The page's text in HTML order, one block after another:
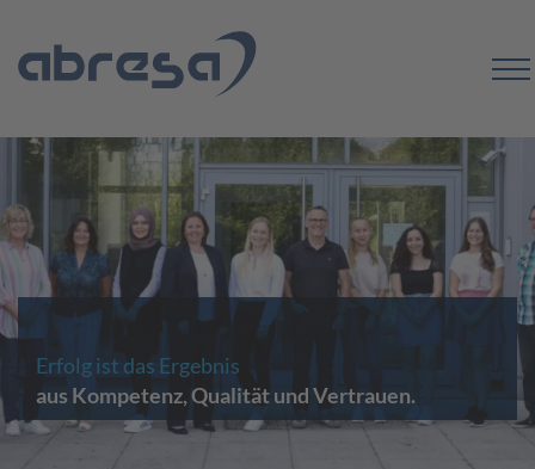
Erfolg ist das Ergebnis
aus Kompetenz, Qualität und Vertrauen.